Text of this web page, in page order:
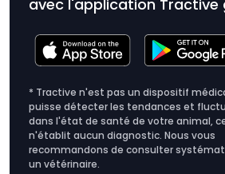
avec l'application Tractive
* Tractive n'est pas un dispositif
puisse détecter les tendances et
dans l'état de santé de votre animal,
n'établit aucun diagnostic. Nous vous
recommandons de consulter
un vétérinaire.